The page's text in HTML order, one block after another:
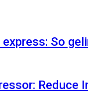
express: So
Reduce